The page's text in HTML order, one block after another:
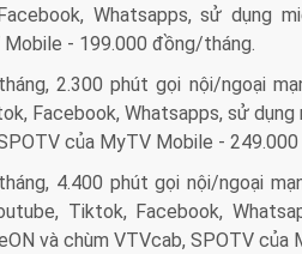
Whatsapps, sử dụng
- 199.000 đồng/tháng.
2.300 phút gọi nội/ngoại
Facebook, Whatsapps, sử dụng
của MyTV Mobile -
4.400 phút gọi nội/ngoại
Tiktok, Facebook,
và chùm VTVcab, SPOTV